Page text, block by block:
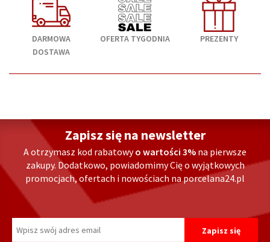
DARMOWA
DOSTAWA
OFERTA TYGODNIA PREZENTY
Zapisz się na newsletter
A otrzymasz kod rabatowyo wartości 3% na pierwsze
zakupy. Dodatkowo, powiadomimy Cię o wyjątkowych
promocjach, ofertach i nowościach na porcelana24.pl